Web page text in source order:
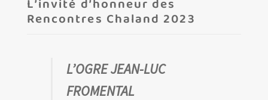
Les Rencontres Chaland
Hors les murs
L’invité d’honneur des
Rencontres Chaland 2023
L’OGRE JEAN-LUC
FROMENTAL